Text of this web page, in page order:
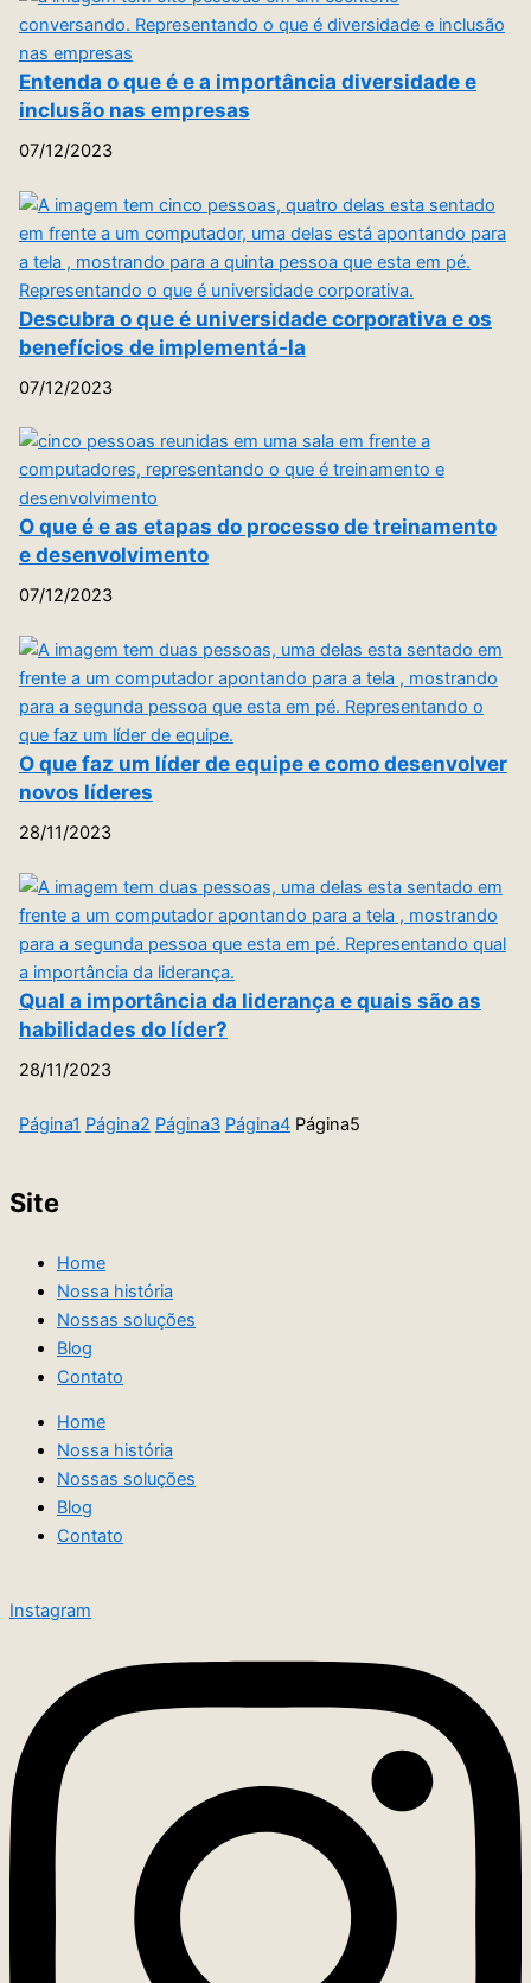
Entenda o que é e a importância diversidade e
inclusão nas empresas
07/12/2023
Descubra o que é universidade corporativa e os
benefícios de implementá-la
07/12/2023
O que é e as etapas do processo de treinamento
e desenvolvimento
07/12/2023
O que faz um líder de equipe e como desenvolver
novos líderes
28/11/2023
Qual a importância da liderança e quais são as
habilidades do líder?
28/11/2023
Página1 Página2 Página3 Página4 Página5
Site
Home
Nossa história
Nossas soluções
Blog
Contato
Home
Nossa história
Nossas soluções
Blog
Contato
Instagram